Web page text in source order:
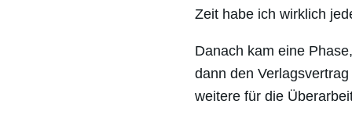
Zeit habe ich wirklich
Danach kam eine
dann den
weitere für die